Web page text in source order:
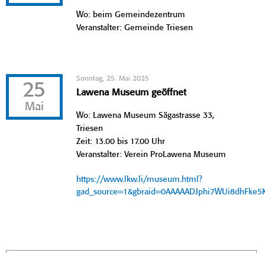
Wo: beim Gemeindezentrum
Veranstalter: Gemeinde Triesen
25
Mai
Sonntag, 25. Mai 2025
Lawena Museum geöffnet
Wo: Lawena Museum Sägastrasse 33,
Triesen
Zeit: 13.00 bis 17.00 Uhr
Veranstalter: Verein ProLawena Museum
https://www.lkw.li/museum.html?